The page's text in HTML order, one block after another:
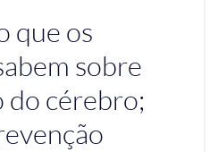
que os
sobre
do cérebro;